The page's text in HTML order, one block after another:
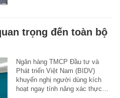
trọng đến toàn bộ
Ngân hàng TMCP Đầu tư và
Phát triển Việt Nam (BIDV)
khuyến nghị người dùng kích
hoạt ngay tính năng xác thực…